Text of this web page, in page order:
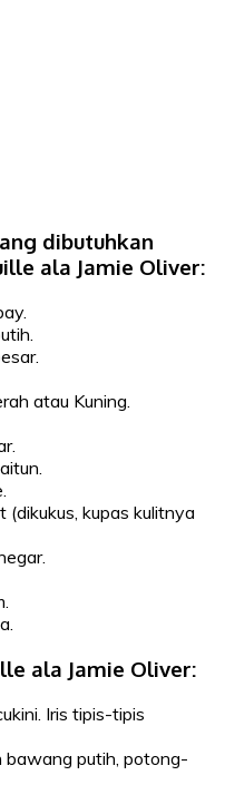
dibutuhkan
ala Jamie Oliver:
atau Kuning.
kupas kulitnya
ala Jamie Oliver:
Iris tipis-tipis
bawang putih, potong-